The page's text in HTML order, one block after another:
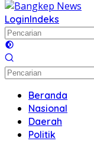
LoginIndeks
Beranda
Nasional
Daerah
Politik